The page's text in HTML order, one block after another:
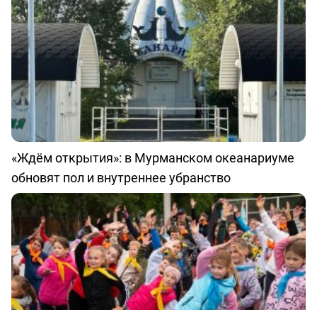
«Ждём открытия»: в Мурманском океанариуме
обновят пол и внутреннее убранство